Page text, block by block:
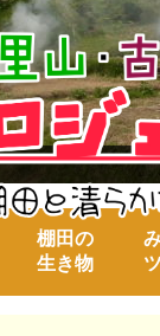
棚田の
生き物